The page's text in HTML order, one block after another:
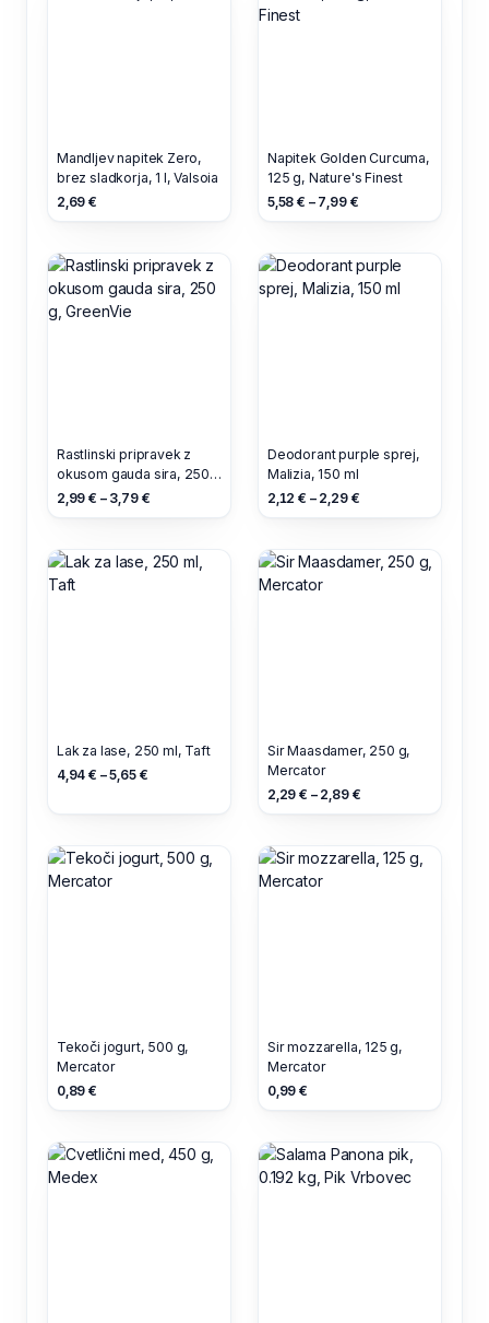
Mandljev napitek Zero,
brez sladkorja, 1 l, Valsoia
2,69 €
Napitek Golden Curcuma,
125 g, Nature's Finest
5,58 € – 7,99 €
Rastlinski pripravek z
okusom gauda sira, 250
g, GreenVie
2,99 € – 3,79 €
Deodorant purple sprej,
Malizia, 150 ml
2,12 € – 2,29 €
Lak za lase, 250 ml, Taft
4,94 € – 5,65 €
Sir Maasdamer, 250 g,
Mercator
2,29 € – 2,89 €
Tekoči jogurt, 500 g,
Mercator
0,89 €
Sir mozzarella, 125 g,
Mercator
0,99 €